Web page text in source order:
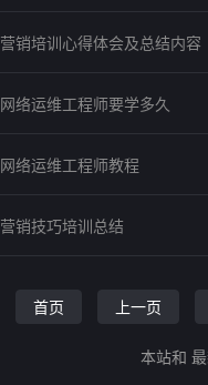
营销培训心得体会及总结内容
网络运维工程师要学多久
网络运维工程师教程
营销技巧培训总结
首页 上一页
本站和